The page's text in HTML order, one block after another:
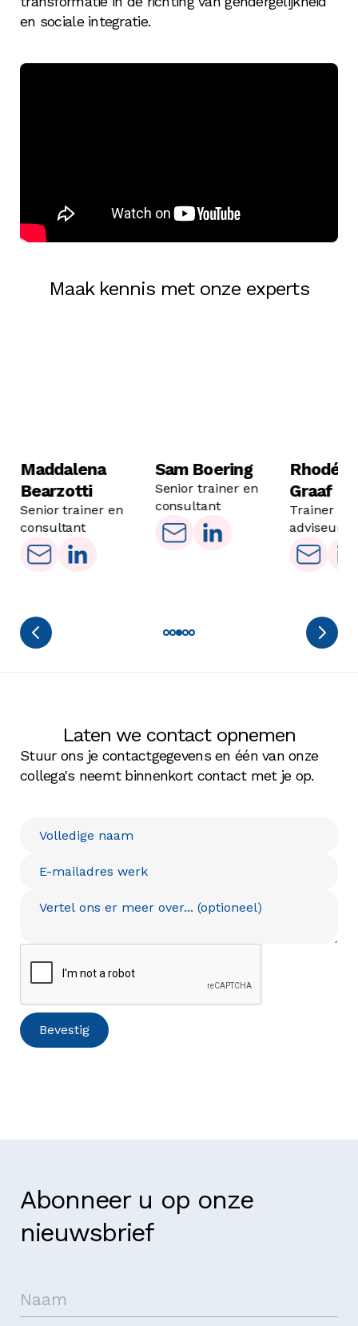
en sociale integratie.
Maak kennis met onze experts
Maddalena
Bearzotti
Senior trainer en
consultant
Sam Boering
Senior trainer en
consultant
Rhodé
Graaf
Trainer en
adviseur
Laten we contact opnemen
Stuur ons je contactgegevens en één van onze
collega's neemt binnenkort contact met je op.
Abonneer u op onze
nieuwsbrief